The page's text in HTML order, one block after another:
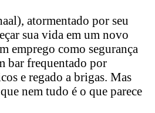
atormentado por seu
sua vida em um novo
emprego como segurança
bar frequentado por
e regado a brigas. Mas
nem tudo é o que parece